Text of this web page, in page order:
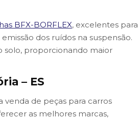
BFX-BORFLEX, excelentes para
dos ruídos na suspensão.
solo, proporcionando maior
– ES
venda de peças para carros
as melhores marcas,